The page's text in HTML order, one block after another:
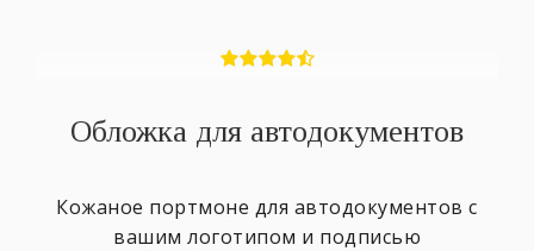
Обложка для автодокументов
Кожаное портмоне для автодокументов с
вашим логотипом и подписью